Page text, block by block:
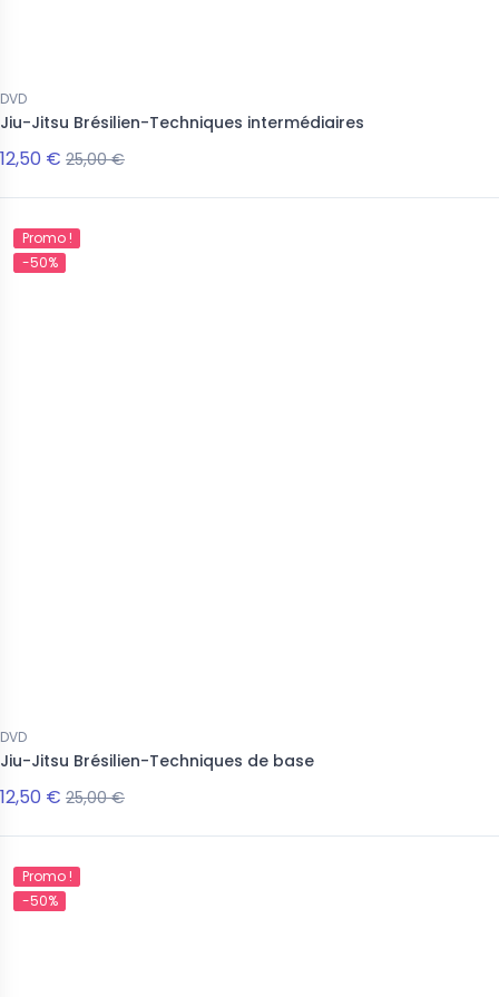
DVD
Jiu-Jitsu Brésilien-Techniques intermédiaires
12,50 € 25,00 €
Promo !
-50%
DVD
Jiu-Jitsu Brésilien-Techniques de base
12,50 € 25,00 €
Promo !
-50%